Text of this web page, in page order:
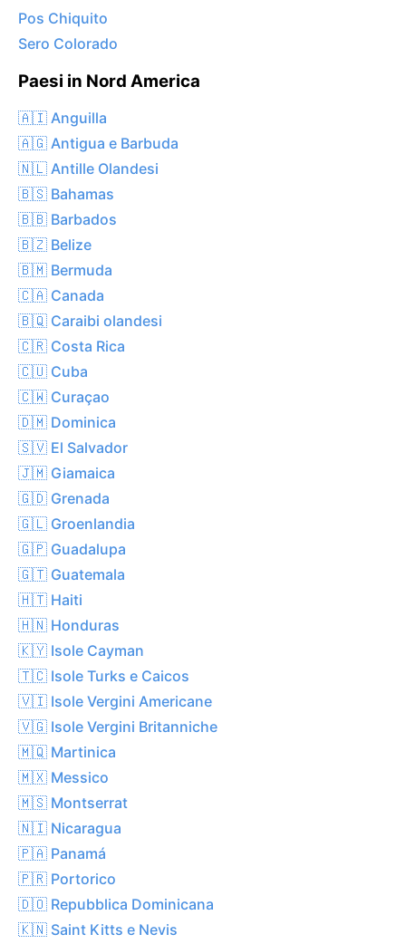
Pos Chiquito
Sero Colorado
Paesi in Nord America
🇦🇮 Anguilla
🇦🇬 Antigua e Barbuda
🇳🇱 Antille Olandesi
🇧🇸 Bahamas
🇧🇧 Barbados
🇧🇿 Belize
🇧🇲 Bermuda
🇨🇦 Canada
🇧🇶 Caraibi olandesi
🇨🇷 Costa Rica
🇨🇺 Cuba
🇨🇼 Curaçao
🇩🇲 Dominica
🇸🇻 El Salvador
🇯🇲 Giamaica
🇬🇩 Grenada
🇬🇱 Groenlandia
🇬🇵 Guadalupa
🇬🇹 Guatemala
🇭🇹 Haiti
🇭🇳 Honduras
🇰🇾 Isole Cayman
🇹🇨 Isole Turks e Caicos
🇻🇮 Isole Vergini Americane
🇻🇬 Isole Vergini Britanniche
🇲🇶 Martinica
🇲🇽 Messico
🇲🇸 Montserrat
🇳🇮 Nicaragua
🇵🇦 Panamá
🇵🇷 Portorico
🇩🇴 Repubblica Dominicana
🇰🇳 Saint Kitts e Nevis